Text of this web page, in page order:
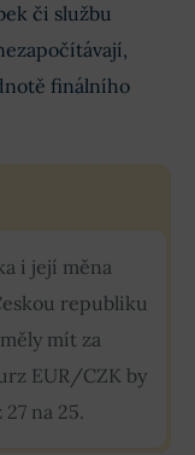
či službu
finálního
i její měna
republiku
mít za
EUR/CZK by
na 25.